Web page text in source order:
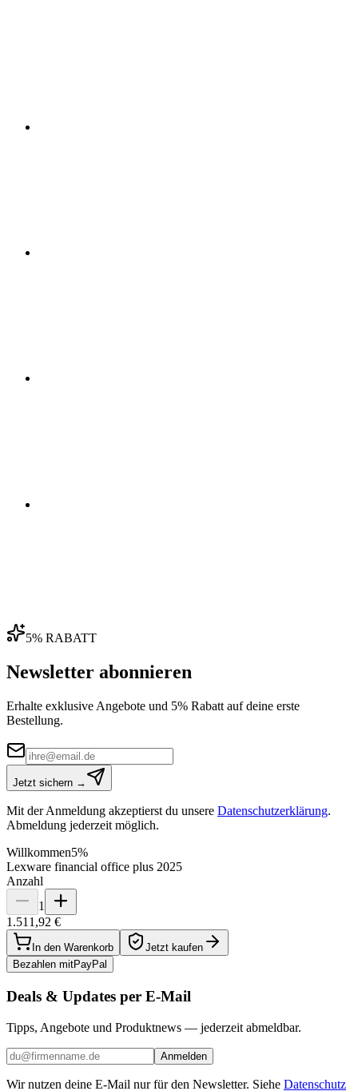
5% RABATT
Newsletter abonnieren
Erhalte exklusive Angebote und 5% Rabatt auf deine erste
Bestellung.
Jetzt sichern →
Mit der Anmeldung akzeptierst du unsere Datenschutzerklärung.
Abmeldung jederzeit möglich.
Willkommen5%
Lexware financial office plus 2025
Anzahl
1
1.511,92 €
In den Warenkorb
Jetzt kaufen
Bezahlen mitPayPal
Deals & Updates per E-Mail
Tipps, Angebote und Produktnews — jederzeit abmeldbar.
Anmelden
Wir nutzen deine E-Mail nur für den Newsletter. Siehe Datenschutz